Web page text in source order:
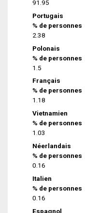
91.95
Portugais
% de personnes
2.38
Polonais
% de personnes
1.5
Français
% de personnes
1.18
Vietnamien
% de personnes
1.03
Néerlandais
% de personnes
0.16
Italien
% de personnes
0.16
Espagnol